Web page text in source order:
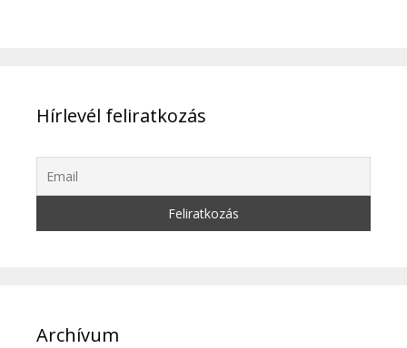
Hírlevél feliratkozás
Archívum